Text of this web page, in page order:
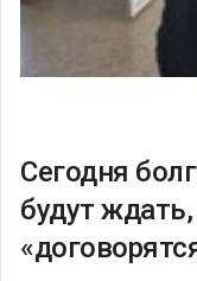
Сегодня
будут